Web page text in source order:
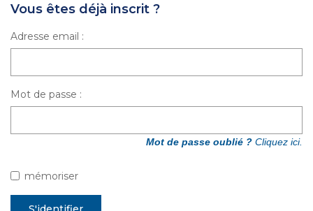
Vous êtes déjà inscrit ?
Adresse email :
Mot de passe :
Mot de passe oublié ?Cliquez ici.
mémoriser